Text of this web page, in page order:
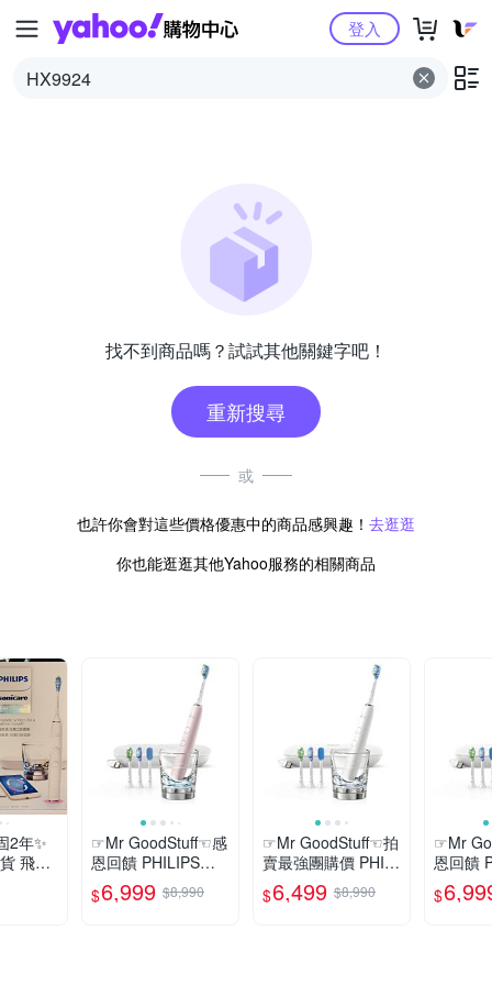
Yahoo購物中心登入
找不到商品嗎？試試其他關鍵字吧！
重新搜尋
或
也許你會對這些價格優惠中的商品感興趣！ 去逛逛
你也能逛逛其他Yahoo服務的相關商品
2年✨
飛利
☞Mr GoodStuff☜感
恩回饋 PHILIPS飛
利浦 藍牙智能 典雅
粉紅 HX9924 電動
$6,999 $8,990
☞Mr GoodStuff☜拍
賣最強團購價 PHILI
PS飛利浦 智能藍牙
HX9924 白 黑 銀紫
$6,499 $8,990
☞Mr
恩回饋
利浦
白
$